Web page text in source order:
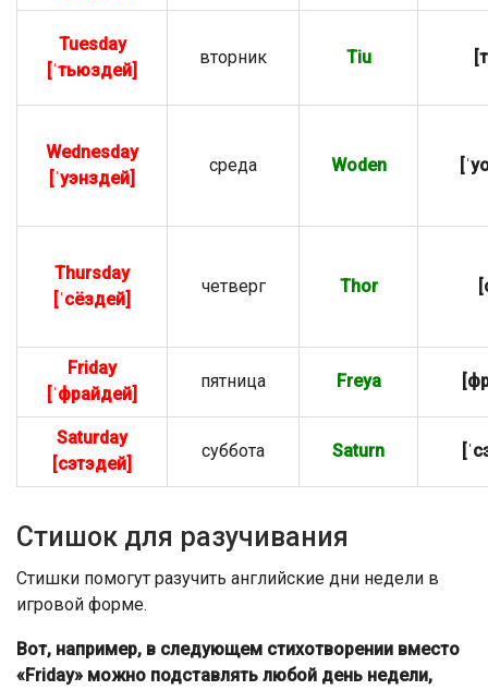
Tuesday
[ˈтьюздей]
вторник Tiu
Wednesday
[ˈуэнздей]
среда Woden
Thursday
[ˈсёздей]
четверг Thor
Friday
[ˈфрайдей]
пятница Freya
Saturday
[сэтэдей]
суббота Saturn
Стишок для разучивания
Стишки помогут разучить английские дни недели в
игровой форме.
Вот, например, в следующем стихотворении вместо
«Friday» можно подставлять любой день недели,